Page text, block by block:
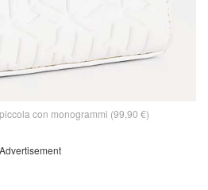
con monogrammi (99,90 €)
Advertisement